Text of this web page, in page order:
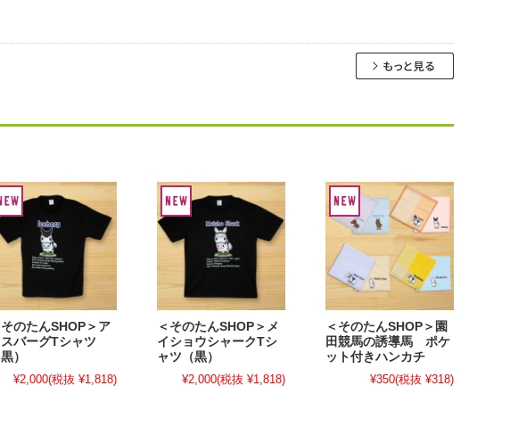
そのたんSHOP＞ア
バーグTシャツ
黒）
¥2,000(税抜 ¥1,818)
＜そのたんSHOP＞メ
イショウシャークTシ
ャツ（黒）
¥2,000(税抜 ¥1,818)
＜そのたんSHOP＞園
田競馬の誘導馬 ポケ
ット付きハンカチ
¥350(税抜 ¥318)